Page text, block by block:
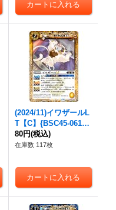
(2024/11)イワザールL
T【C】{BSC45-061}
《黄》
80円(税込)
在庫数 117枚